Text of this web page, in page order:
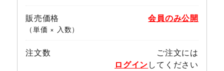
販売価格
（単価 × 入数）
会員のみ公開
注文数
ご注文には
ログインしてください